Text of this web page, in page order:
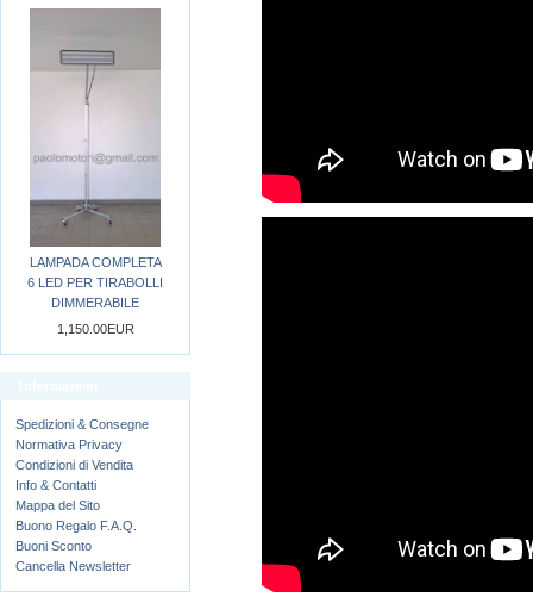
LAMPADA COMPLETA
6 LED PER TIRABOLLI
DIMMERABILE
1,150.00EUR
Spedizioni & Consegne
Normativa Privacy
Condizioni di Vendita
Info & Contatti
Mappa del Sito
Buono Regalo F.A.Q.
Buoni Sconto
Cancella Newsletter